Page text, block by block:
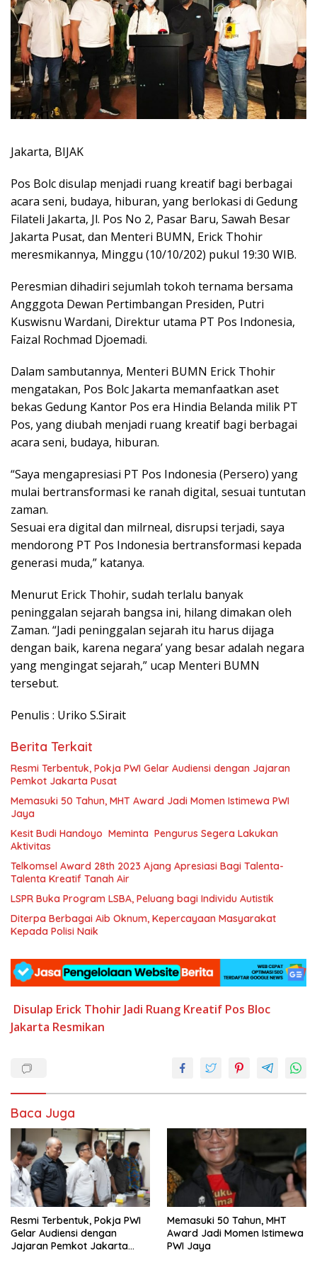
Jakarta, BIJAK
Pos Bolc disulap menjadi ruang kreatif bagi berbagai
acara seni, budaya, hiburan, yang berlokasi di Gedung
Filateli Jakarta, Jl. Pos No 2, Pasar Baru, Sawah Besar
Jakarta Pusat, dan Menteri BUMN, Erick Thohir
meresmikannya, Minggu (10/10/202) pukul 19:30 WIB.
Peresmian dihadiri sejumlah tokoh ternama bersama
Angggota Dewan Pertimbangan Presiden, Putri
Kuswisnu Wardani, Direktur utama PT Pos Indonesia,
Faizal Rochmad Djoemadi.
Dalam sambutannya, Menteri BUMN Erick Thohir
mengatakan, Pos Bolc Jakarta memanfaatkan aset
bekas Gedung Kantor Pos era Hindia Belanda milik PT
Pos, yang diubah menjadi ruang kreatif bagi berbagai
acara seni, budaya, hiburan.
“Saya mengapresiasi PT Pos Indonesia (Persero) yang
mulai bertransformasi ke ranah digital, sesuai tuntutan
zaman.
Sesuai era digital dan milrneal, disrupsi terjadi, saya
mendorong PT Pos Indonesia bertransformasi kepada
generasi muda,” katanya.
Menurut Erick Thohir, sudah terlalu banyak
peninggalan sejarah bangsa ini, hilang dimakan oleh
Zaman. “Jadi peninggalan sejarah itu harus dijaga
dengan baik, karena negara’ yang besar adalah negara
yang mengingat sejarah,” ucap Menteri BUMN
tersebut.
Penulis : Uriko S.Sirait
Berita Terkait
Resmi Terbentuk, Pokja PWI Gelar Audiensi dengan Jajaran
Pemkot Jakarta Pusat
Memasuki 50 Tahun, MHT Award Jadi Momen Istimewa PWI
Jaya
Kesit Budi Handoyo Meminta Pengurus Segera Lakukan
Aktivitas
Telkomsel Award 28th 2023 Ajang Apresiasi Bagi Talenta-
Talenta Kreatif Tanah Air
LSPR Buka Program LSBA, Peluang bagi Individu Autistik
Diterpa Berbagai Aib Oknum, Kepercayaan Masyarakat
Kepada Polisi Naik
Disulap Erick Thohir Jadi Ruang Kreatif Pos Bloc
Jakarta Resmikan
Baca Juga
Resmi Terbentuk, Pokja PWI
Gelar Audiensi dengan
Jajaran Pemkot Jakarta
Memasuki 50 Tahun, MHT
Award Jadi Momen Istimewa
PWI Jaya